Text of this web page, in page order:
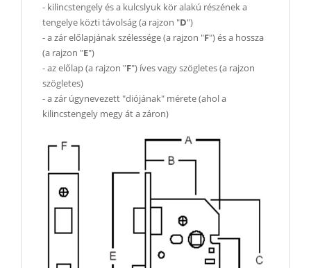
- kilincstengely és a kulcslyuk kör alakú részének a
tengelye közti távolság (a rajzon "D")
- a zár előlapjának szélessége (a rajzon "F") és a hossza
(a rajzon "E")
- az előlap (a rajzon "F") íves vagy szögletes (a rajzon
szögletes)
- a zár úgynevezett "diójának" mérete (ahol a
kilincstengely megy át a záron)